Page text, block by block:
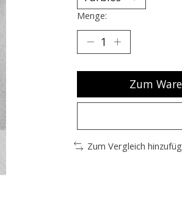
Menge:
Zum
Zum Vergleich